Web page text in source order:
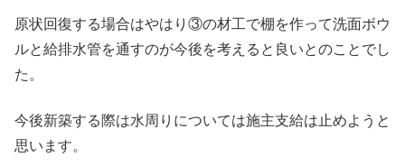
原状回復する場合はやはり③の材工で棚を作って洗面ボウ
ルと給排水管を通すのが今後を考えると良いとのことでし
た。
今後新築する際は水周りについては施主支給は止めようと
思います。